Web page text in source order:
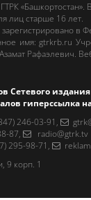
«Башкортостан».
лиц старше 16 лет.
зарегистрировано в
имя:gtrkrb.ru
Рафаэлевич.
Сетевого
гиперссылка
246-03-91 ,
87,
radio@gtrk.tv
295-98-71 ,
9 корп. 1